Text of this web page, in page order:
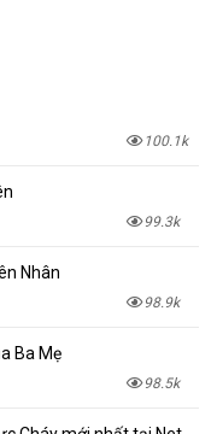
100.1k
99.3k
Nhân
98.9k
Ba Mẹ
98.5k